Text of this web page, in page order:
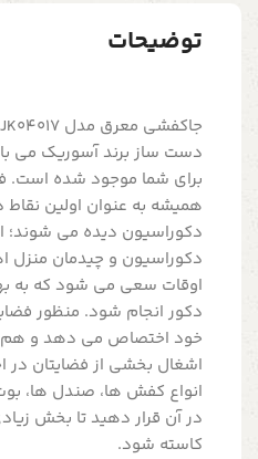
توضیحات
دست ساز برند آسوریک می
برای شما موجود شده است.
همیشه به عنوان اولین
دکوراسیون دیده می
دکوراسیون و چیدمان منزل
اوقات سعی می شود که به
دکور انجام شود. منظور
خود اختصاص می دهد و هم
اشغال بخشی از فضایتان در
انواع کفش ها، صندل ها،
در آن قرار دهید تا بخش
کاسته شود.